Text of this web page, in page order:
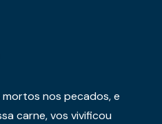
nos pecados, e
carne, vos vivificou